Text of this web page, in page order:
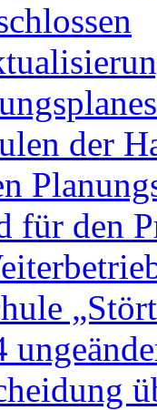
der
für den